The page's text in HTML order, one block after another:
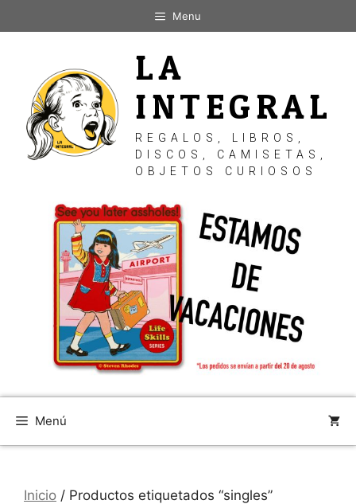
al
Menu
LA
INTEGRAL
REGALOS, LIBROS,
DISCOS, CAMISETAS,
OBJETOS CURIOSOS
Menú
Inicio / Productos etiquetados “singles”